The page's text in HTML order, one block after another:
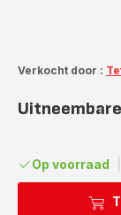
Verkocht door :
Op voorraad